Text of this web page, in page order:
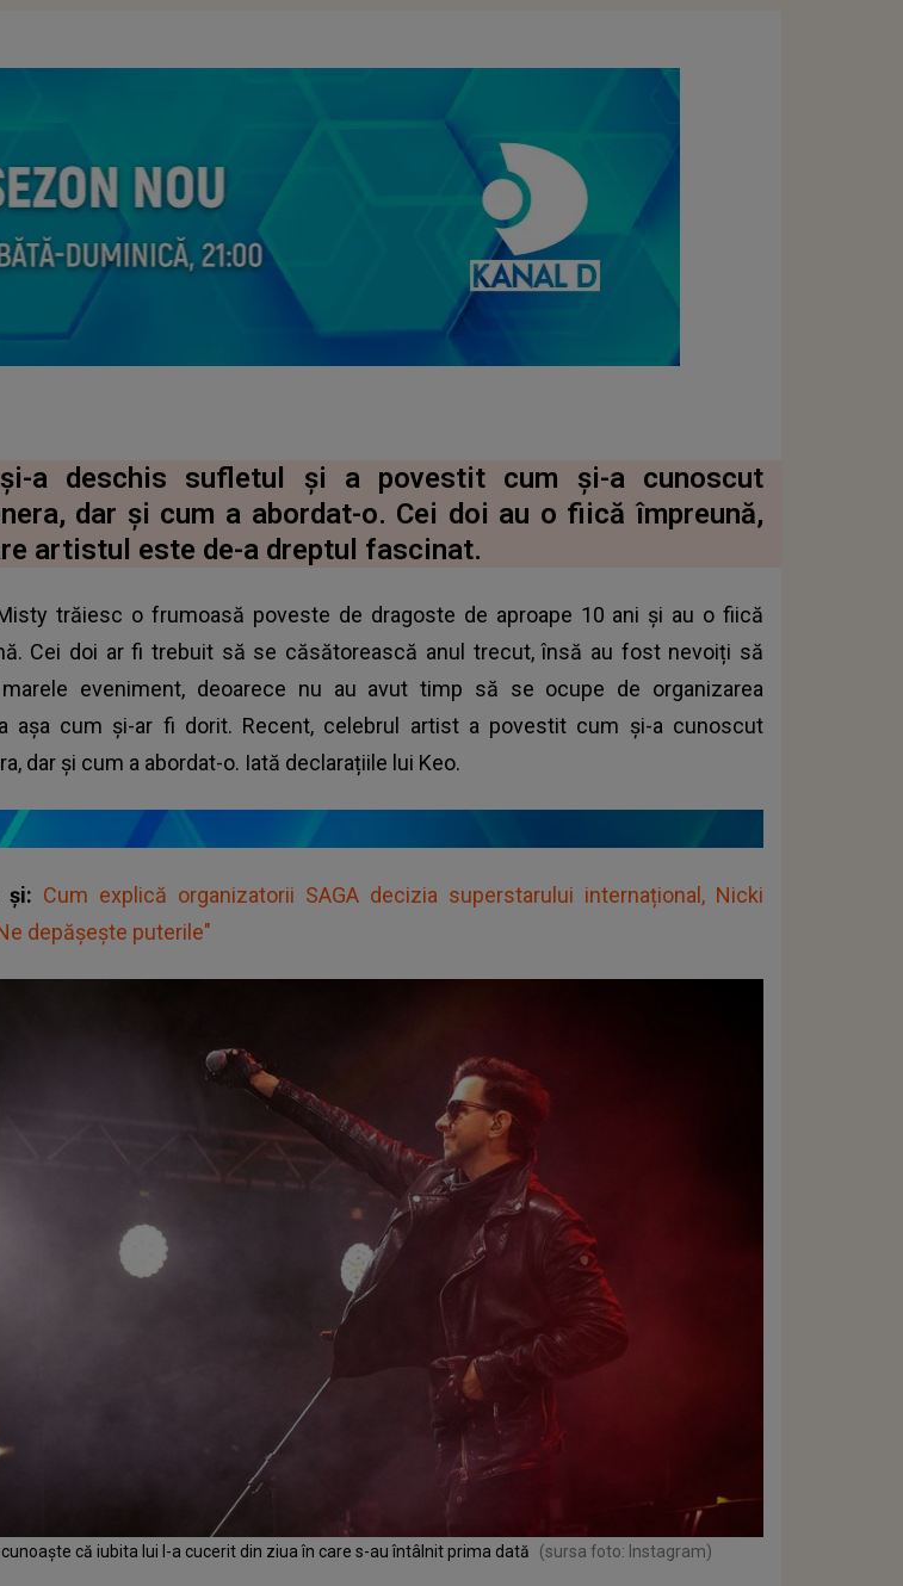
ARTICOLUL
a deschis sufletul și a povestit cum și-a cunoscut
dar și cum a abordat-o. Cei doi au o fiică împreună,
artistul este de-a dreptul fascinat.
trăiesc o frumoasă poveste de dragoste de aproape 10 ani și au o fiică
Cei doi ar fi trebuit să se căsătorească anul trecut, însă au fost nevoiți să
marele eveniment, deoarece nu au avut timp să se ocupe de organizarea
așa cum și-ar fi dorit. Recent, celebrul artist a povestit cum și-a cunoscut
dar și cum a abordat-o. Iată declarațiile lui Keo.
și: Cum explică organizatorii SAGA decizia superstarului internațional, Nicki
depășește puterile"
că iubita lui l-a cucerit din ziua în care s-au întâlnit prima dată (sursa foto: Instagram)